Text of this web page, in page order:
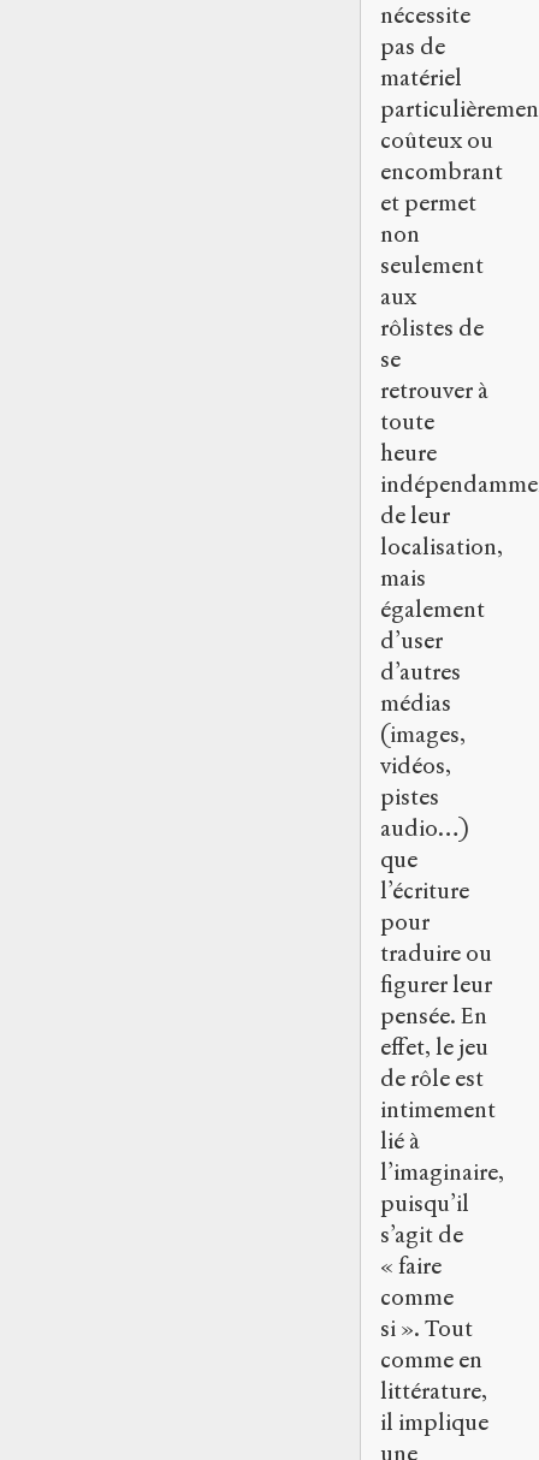
nécessite
pas de
matériel
coûteux ou
encombrant
et permet
non
seulement
aux
rôlistes de
se
retrouver à
toute
heure
de leur
localisation,
mais
également
d’user
d’autres
médias
(images,
vidéos,
pistes
audio…)
que
l’écriture
pour
traduire ou
figurer leur
pensée. En
effet, le jeu
de rôle est
intimement
lié à
l’imaginaire,
puisqu’il
s’agit de
« faire
comme
si ». Tout
comme en
littérature,
il implique
une